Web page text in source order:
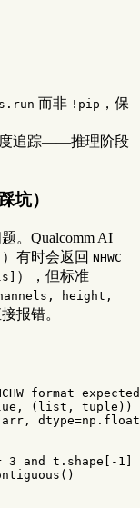
而非 !pip ，保
追踪——推理阶段
坑）
。Qualcomm AI
）有时会返回 NHWC
），但标准
height,
报错。
format
, ( list , tuple ))
arr , dtype=np .
3 and t . shape - 1
()